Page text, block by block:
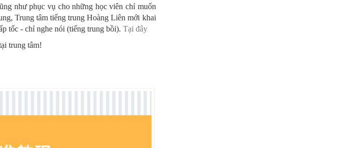
như phục vụ cho những học viên chỉ muốn
Trung tâm tiếng trung Hoàng Liên mới khai
tốc - chỉ nghe nói (tiếng trung bồi). Tại đây
trung tâm!